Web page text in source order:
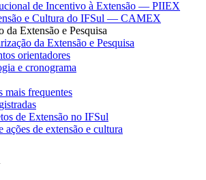
de Incentivo à Extensão — PIIEX
e Cultura do IFSul — CAMEX
da Extensão e Pesquisa
da Extensão e Pesquisa
orientadores
e cronograma
mais frequentes
de Extensão no IFSul
ações de extensão e cultura